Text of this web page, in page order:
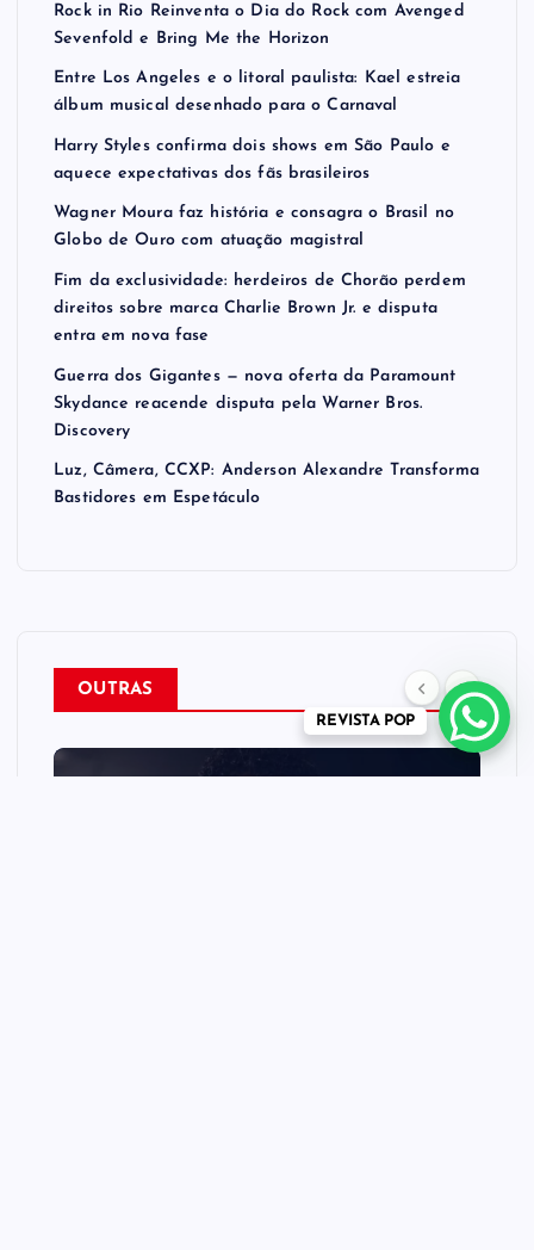
Rock in Rio Reinventa o Dia do Rock com Avenged
Sevenfold e Bring Me the Horizon
Entre Los Angeles e o litoral paulista: Kael estreia
álbum musical desenhado para o Carnaval
Harry Styles confirma dois shows em São Paulo e
aquece expectativas dos fãs brasileiros
Wagner Moura faz história e consagra o Brasil no
Globo de Ouro com atuação magistral
Fim da exclusividade: herdeiros de Chorão perdem
direitos sobre marca Charlie Brown Jr. e disputa
entra em nova fase
Guerra dos Gigantes — nova oferta da Paramount
Skydance reacende disputa pela Warner Bros.
Discovery
Luz, Câmera, CCXP: Anderson Alexandre Transforma
Bastidores em Espetáculo
OUTRAS
REVISTA POP